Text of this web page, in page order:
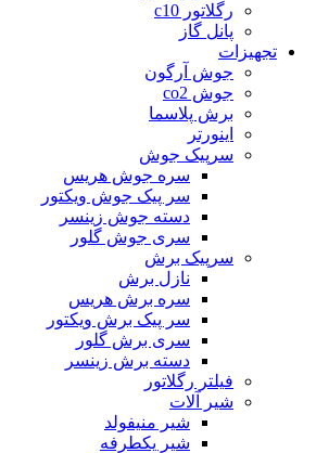
رگلاتور c10
پانل گاز
تجهیزات
جوش آرگون
جوش co2
برش پلاسما
اینورتر
سرپیک جوش
سره جوش هریس
سر پیک جوش ویکتور
دسته جوش زینسر
سری جوش گلور
سرپیک برش
نازل برش
سره برش هریس
سر پیک برش ویکتور
سری برش گلور
دسته برش زینسر
فیلتر رگلاتور
شیر آلات
شیر منیفولد
شیر یکطرفه